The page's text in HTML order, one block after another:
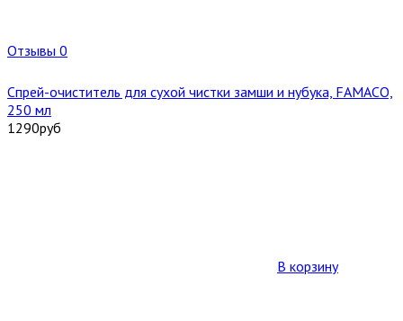
Отзывы 0
Спрей-очиститель для сухой чистки замши и нубука, FAMACO,
250 мл
1290руб
В корзину